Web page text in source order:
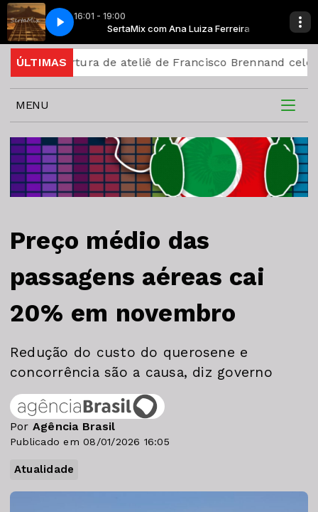
16:01 - 19:00
Ferreira SertaMix com Ana Luiza Ferreira
- Mentalmente Naiara Azevedo Feat MC Kevinho - Mentalmente
ÚLTIMAS
Abertura de ateliê de Francisco Brennand celebra
MENU
Preço médio das
passagens aéreas cai
20% em novembro
Redução do custo do querosene e
concorrência são a causa, diz governo
Por Agência Brasil
Publicado em 08/01/2026 16:05
Atualidade